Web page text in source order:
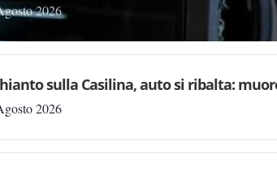
2026
sulla Casilina, auto si ribalta:
2026